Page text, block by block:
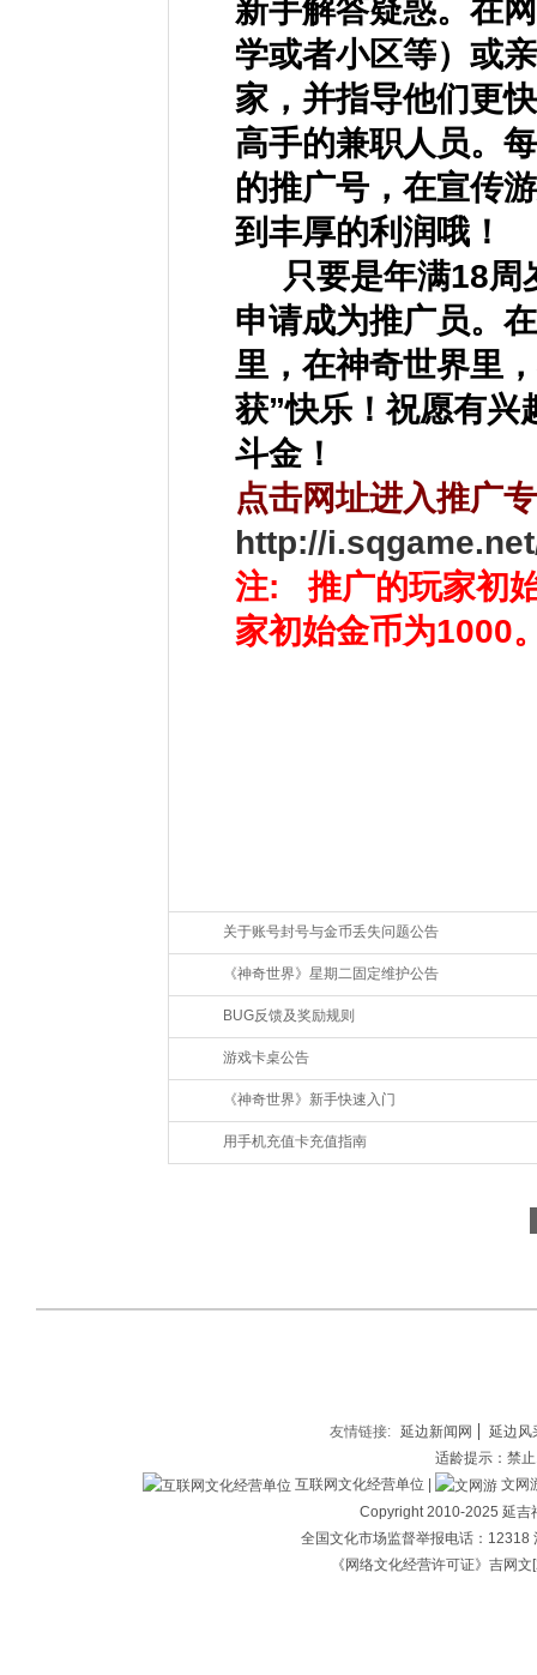
新手解答疑惑。在
学或者小区等）或
家，并指导他们更
高手的兼职人员。
的推广号，在宣传
到丰厚的利润哦！
只要是年满18周
申请成为推广员。
里，在神奇世界里
获”快乐！祝愿有兴
斗金！
点击网址进入推广
http://
注: 推广的玩家初
家初始金币为1000
关于账号封号与金币丢失问题公告
《神奇世界》星期二固定维护公告
BUG反馈及奖励规则
游戏卡桌公告
《神奇世界》新手快速入门
用手机充值卡充值指南
友情链接: 延边新闻网
延边风
适龄提示：禁
互联网文化经营单位 |
文网
Copyright 2010-2025 延吉
全国文化市场监督举报电话：
《网络文化经营许可证》吉网